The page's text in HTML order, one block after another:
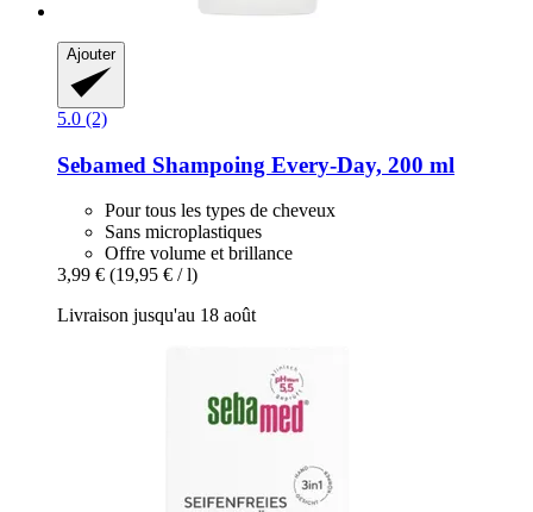
Ajouter
5.0 (2)
Sebamed Shampoing Every-​Day, 200 ml
Pour tous les types de cheveux
Sans microplastiques
Offre volume et brillance
3,99 € (19,95 € / l)
Livraison jusqu'au 18 août